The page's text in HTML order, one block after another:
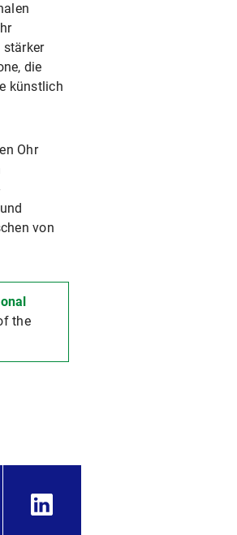
stärker
die
künstlich
Ohr
von
the